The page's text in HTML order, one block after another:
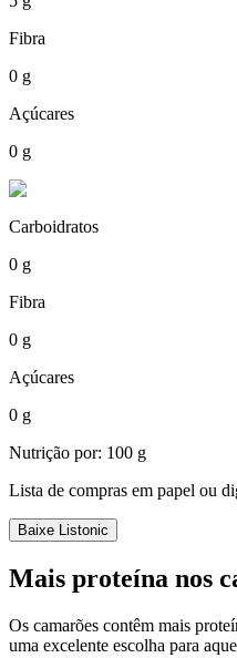
Fibra
0 g
Açúcares
0 g
Carboidratos
0 g
Fibra
0 g
Açúcares
0 g
Nutrição por: 100 g
Lista de compras em papel ou
Baixe Listonic
Mais proteína nos
Os camarões contêm mais
uma excelente escolha para